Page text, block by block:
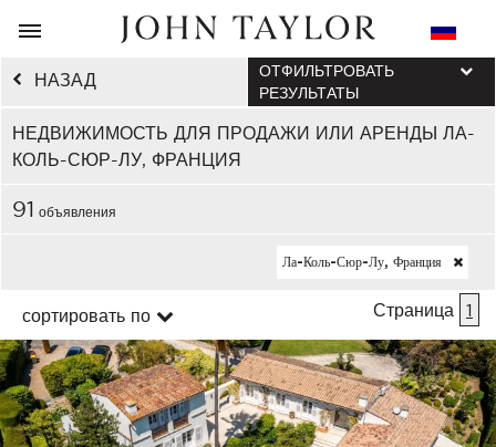
НАЗАД
НЕДВИЖИМОСТЬ ДЛЯ ПРОДАЖИ ИЛИ АРЕНДЫ ЛА-
КОЛЬ-СЮР-ЛУ, ФРАНЦИЯ
ОТФИЛЬТРОВАТЬ
РЕЗУЛЬТАТЫ
91 объявления
Ла-Коль-Сюр-Лу, Франция
сортировать по Страница 1